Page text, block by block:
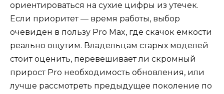
ориентироваться на сухие цифры из утечек.
Если приоритет — время работы, выбор
очевиден в пользу Pro Max, где скачок емкости
реально ощутим. Владельцам старых моделей
стоит оценить, перевешивает ли скромный
прирост Pro необходимость обновления, или
лучше рассмотреть предыдущее поколение по